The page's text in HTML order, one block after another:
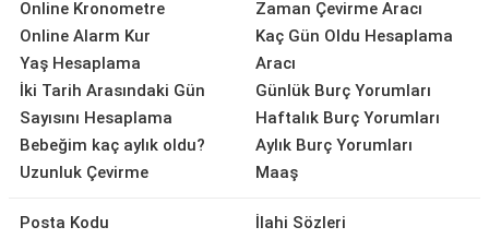
Online Kronometre
Online Alarm Kur
Yaş Hesaplama
İki Tarih Arasındaki Gün
Sayısını Hesaplama
Bebeğim kaç aylık oldu?
Uzunluk Çevirme
Zaman Çevirme Aracı
Kaç Gün Oldu Hesaplama
Aracı
Günlük Burç Yorumları
Haftalık Burç Yorumları
Aylık Burç Yorumları
Maaş
Posta Kodu
İlahi Sözleri